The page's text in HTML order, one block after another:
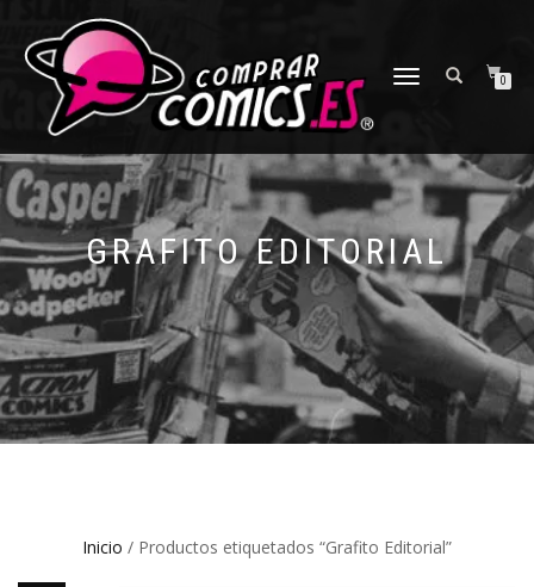
CAMBIAR
0
GRAFITO EDITORIAL
Inicio / Productos etiquetados “Grafito Editorial”